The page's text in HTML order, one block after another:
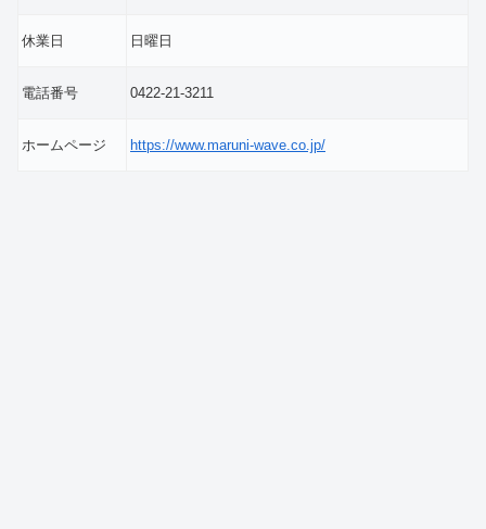
休業日 日曜日
電話番号 0422-21-3211
ホームページ https://www.maruni-wave.co.jp/